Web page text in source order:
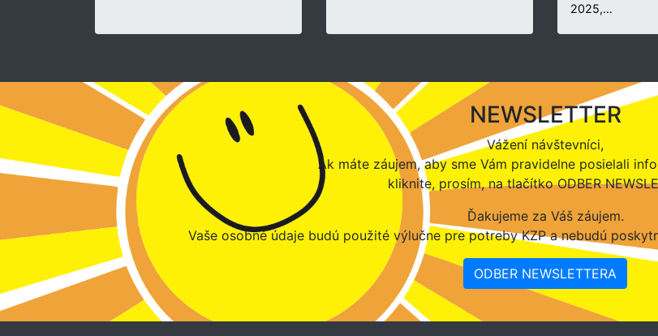
2025,…
NEWSLETTER
Vážení návštevníci,
Ak máte záujem, aby sme Vám pravidelne posielali
kliknite, prosím, na tlačítko ODBER
Ďakujeme za Váš záujem.
Vaše osobné údaje budú použité výlučne pre potreby KZP a nebudú
ODBER NEWSLETTERA